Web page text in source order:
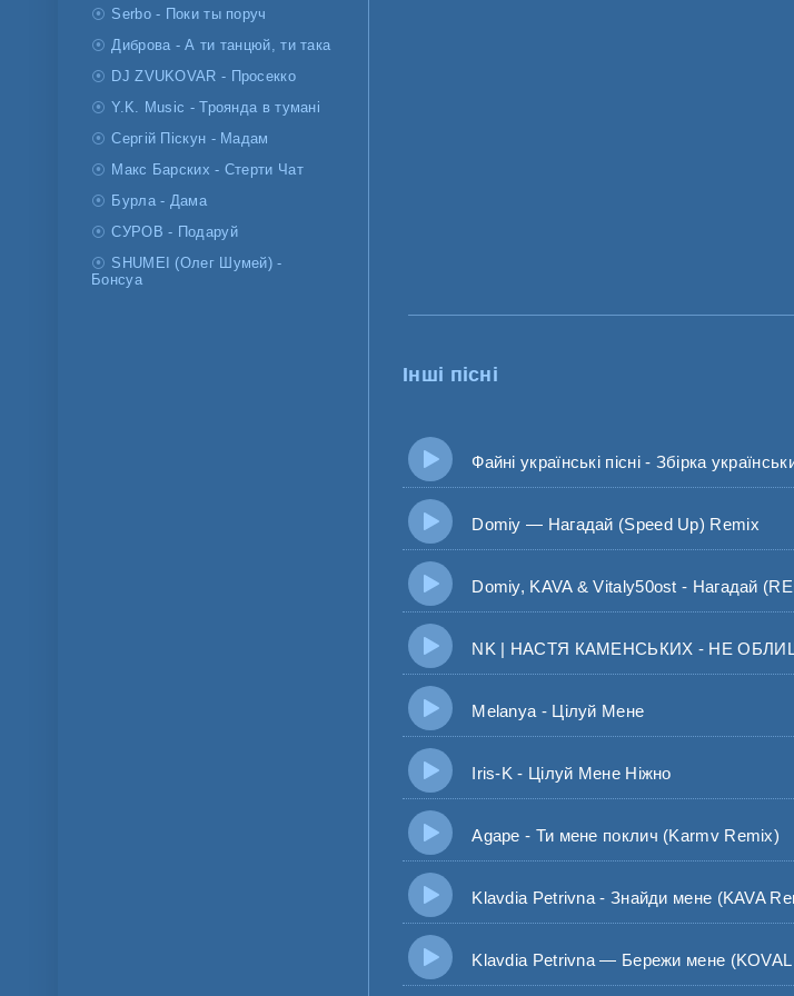
Serbo - Поки ты поруч
Диброва - А ти танцюй, ти така
DJ ZVUKOVAR - Просекко
Y.K. Music - Троянда в тумані
Сергій Піскун - Мадам
Макс Барских - Стерти Чат
Бурла - Дама
СУРОВ - Подаруй
SHUMEI (Олег Шумей) -
Бонсуа
Інші пісні
Файні українські пісні - Збірка
Domiy — Нагадай (Speed Up) Remix
Domiy, KAVA & Vitaly50ost - Нагадай
NK | НАСТЯ КАМЕНСЬКИХ - НЕ
Melanya - Цілуй Мене
Iris-K - Цілуй Мене Ніжно
Agape - Ти мене поклич (Karmv Remix)
Klavdia Petrivna - Знайди мене (KAVA
Klavdia Petrivna — Бережи мене (KOVAL